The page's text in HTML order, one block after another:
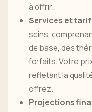
à offrir.
Services et
soins,
de base, des
forfaits. Votre
reflétant la
offrez.
Projections